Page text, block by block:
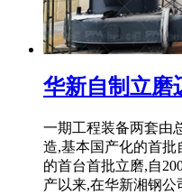
华新自制立磨
一期工程装备两套由
造,基本国产化的首批
的首台首批立磨,自
产以来,在华新湘钢